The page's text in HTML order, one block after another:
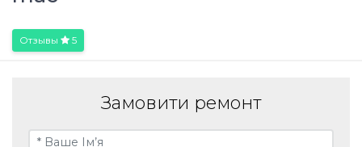
Отзывы 5
Замовити ремонт